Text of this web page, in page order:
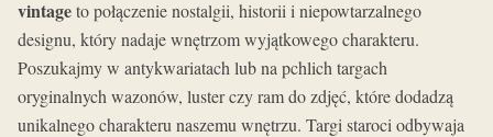
vintageto połączenie nostalgii, historii i niepowtarzalnego
designu, który nadaje wnętrzom wyjątkowego charakteru.
Poszukajmy w antykwariatach lub na pchlich targach
oryginalnych wazonów, luster czy ram do zdjęć, które dodadzą
unikalnego charakteru naszemu wnętrzu. Targi staroci odbywaja